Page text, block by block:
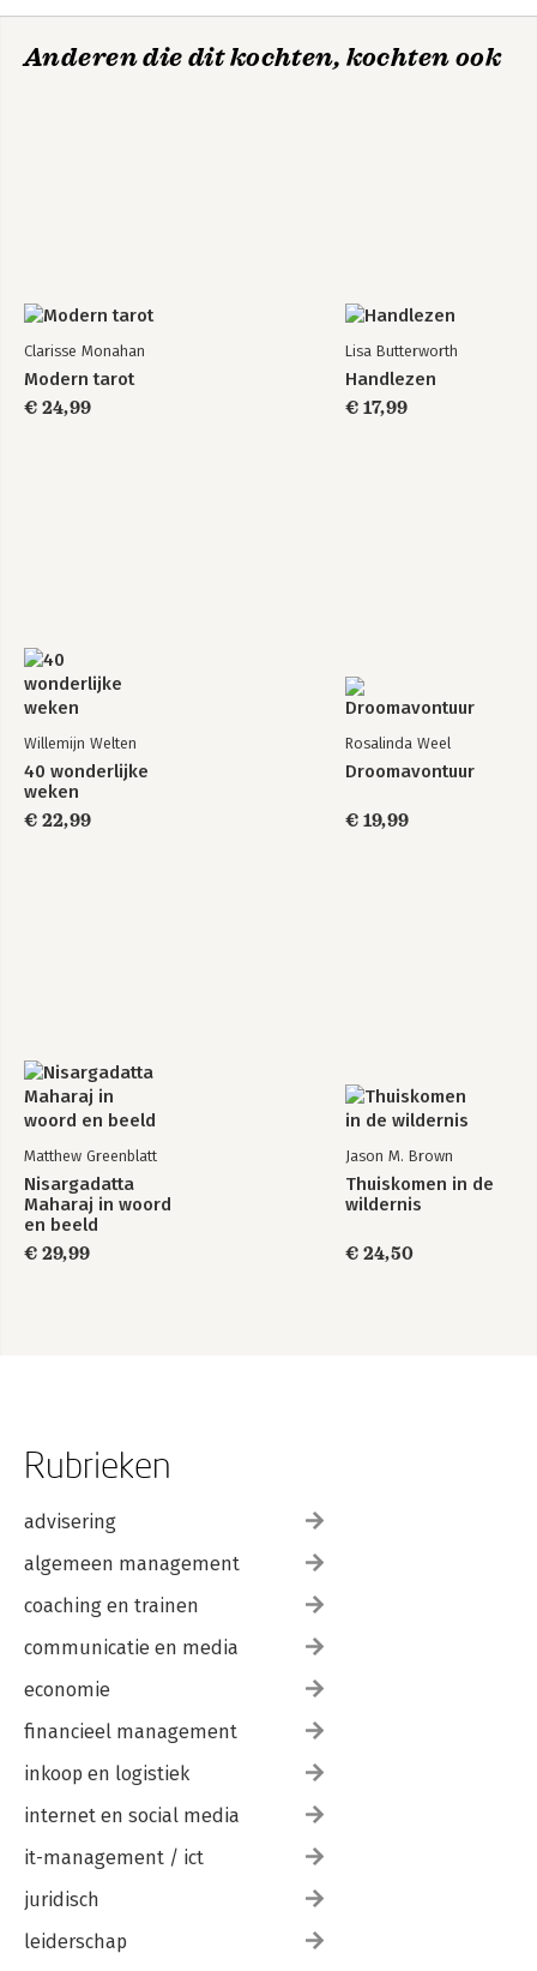
Anderen die dit kochten, kochten ook
Clarisse Monahan
Modern tarot
€ 24,99
Lisa Butterworth
Handlezen
€ 17,99
Willemijn Welten
40 wonderlijke
weken
€ 22,99
Rosalinda Weel
Droomavontuur
€ 19,99
Matthew Greenblatt
Nisargadatta
Maharaj in woord
en beeld
€ 29,99
Jason M. Brown
Thuiskomen in de
wildernis
€ 24,50
Rubrieken
advisering
algemeen management
coaching en trainen
communicatie en media
economie
financieel management
inkoop en logistiek
internet en social media
it-management / ict
juridisch
leiderschap